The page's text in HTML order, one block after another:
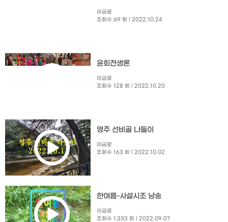
이금로
조회수 69 회
| 2022.10.24
윤회전생론
이금로
조회수 128 회
| 2022.10.20
영주 선비골 나들이
이금로
조회수 163 회
| 2022.10.02
한여름-사설시조 낭송
이금로
조회수 1,333 회
| 2022.09.07